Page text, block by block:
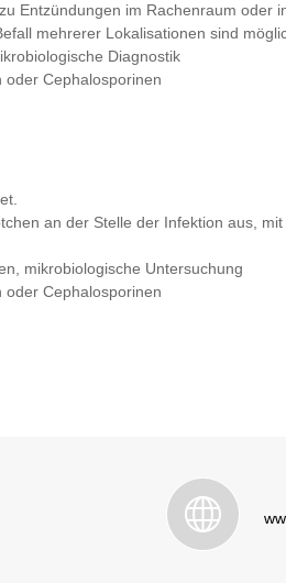
Entzündungen im Rachenraum oder
mehrerer Lokalisationen sind
Diagnostik
Cephalosporinen
an der Stelle der Infektion aus,
mikrobiologische Untersuchung
Cephalosporinen